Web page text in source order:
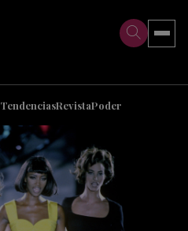
TendenciasRevistaPoder